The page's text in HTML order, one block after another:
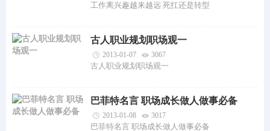
工作离兴趣越来越远 死扛还是转型
古人职业规划职场观一
2013-01-07 3067
古人职业规划职场观一
巴菲特名言 职场成长做人做事必备
2013-01-08 3017
巴菲特名言 职场成长做人做事必备